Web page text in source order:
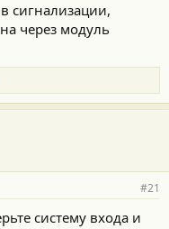
сигнализации,
через модуль
#21
систему входа и